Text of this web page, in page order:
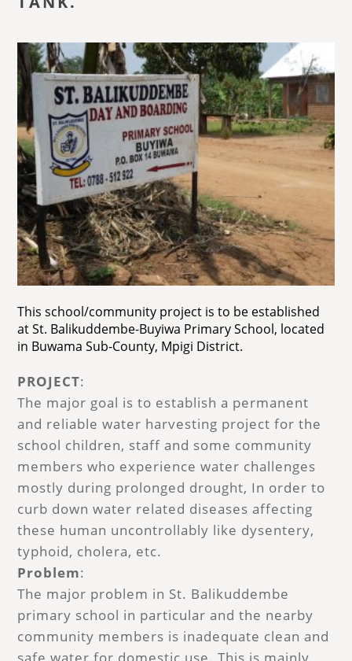
This school/community project is to be established
at St. Balikuddembe-Buyiwa Primary School, located
in Buwama Sub-County, Mpigi District.
PROJECT:
The major goal is to establish a permanent
and reliable water harvesting project for the
school children, staff and some community
members who experience water challenges
mostly during prolonged drought, In order to
curb down water related diseases affecting
these human uncontrollably like dysentery,
typhoid, cholera, etc.
Problem:
The major problem in St. Balikuddembe
primary school in particular and the nearby
community members is inadequate clean and
safe water for domestic use. This is mainly